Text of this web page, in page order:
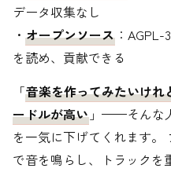
データ収集なし
・ オープンソース ：
を読め、貢献できる
「音楽を作ってみたいけ
ードルが高い 」——そんな
を一気に下げてくれます
で音を鳴らし、トラックを